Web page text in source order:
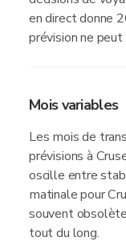
en direct donne
prévision ne peut
Mois variables
Les mois de
prévisions à
oscille entre
matinale pour
souvent
tout du long.